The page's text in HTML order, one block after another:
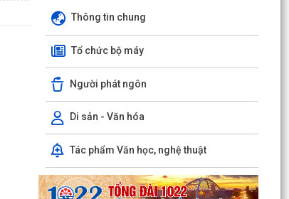
Thông tin chung
Tổ chức bộ máy
Người phát ngôn
Di sản - Văn hóa
Tác phẩm Văn học, nghệ thuật
Phường Đông Hải tổ chức sinh hoạt dưới cờ
Phường Đông Hải: Giao ban Hiệu trưởng, triển
khai nhiệm vụ chuẩn bị năm học 2026 – 2027
HĐND phường Đông Hải giám sát chuyên đề việc
thực hiện nhiệm vụ thu ngân sách nhà nước
năm 2026
Phường Đông Hải tham dự trực tuyến Hội nghị
toàn quốc quán triệt Nghị quyết Hội nghị lần thứ